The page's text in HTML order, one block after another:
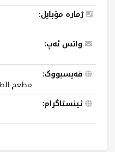
ژمارە مۆبایل:
واتس ئەپ:
فەیسبووک:
مطعم-الطبيخ-
ئینستاگرام: